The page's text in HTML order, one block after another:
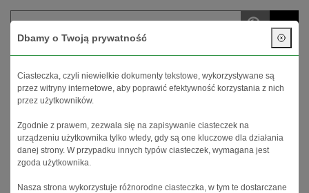
menu
Dbamy o Twoją prywatność
Ciasteczka, czyli niewielkie dokumenty tekstowe, wykorzystywane są
przez witryny internetowe, aby poprawić efektywność korzystania z nich
przez użytkowników.
Zgodnie z prawem, zezwala się na zapisywanie ciasteczek na
urządzeniu użytkownika tylko wtedy, gdy są one kluczowe dla działania
danej strony. W przypadku innych typów ciasteczek, wymagana jest
zgoda użytkownika.
Nasza strona wykorzystuje różnorodne ciasteczka, w tym te dostarczane